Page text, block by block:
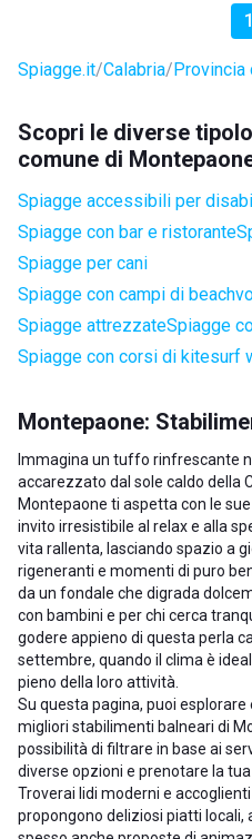
1
Spiagge.it Calabria Provincia
Scopri le diverse
comune di
Spiagge accessibili per
Spiagge con bar e ristorante
Spiagge per cani
Spiagge con campi di
Spiagge attrezzateSpiagge
Spiagge con corsi di kitesurf
Montepaone:
Immagina un tuffo rinfrescante
accarezzato dal sole caldo della
Montepaone ti aspetta con le
invito irresistibile al relax e alla
vita rallenta, lasciando spazio a
rigeneranti e momenti di puro
da un fondale che digrada
con bambini e per chi cerca
godere appieno di questa perla
settembre, quando il clima è
pieno della loro attività.
Su questa pagina, puoi
migliori stabilimenti balneari di
possibilità di filtrare in base ai
diverse opzioni e prenotare la
Troverai lidi moderni e
propongono deliziosi piatti locali,